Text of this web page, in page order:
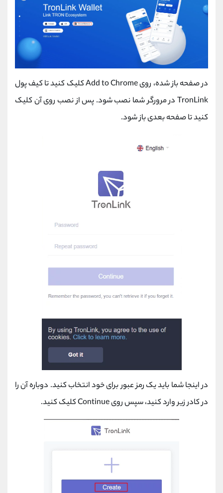
در صفحه باز شده، روی Add to Chrome کلیک کنید تا کیف پول
TronLink در مرورگر شما نصب شود. پس از نصب روی آن کلیک
کنید تا صفحه بعدی باز شود.
در اینجا شما باید یک رمز عبور برای خود انتخاب کنید. دوباره آن را
در کادر زیر وارد کنید، سپس روی Continue کلیک کنید.